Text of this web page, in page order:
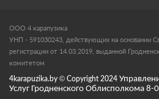
ООО 4 карапузика
УНП - 591030243, действующих на основании
регистрации от 14.03.2019, выданной
комитетом
4karapuzika.by © Copyright 2024
Услуг Гродненского Облисполкома